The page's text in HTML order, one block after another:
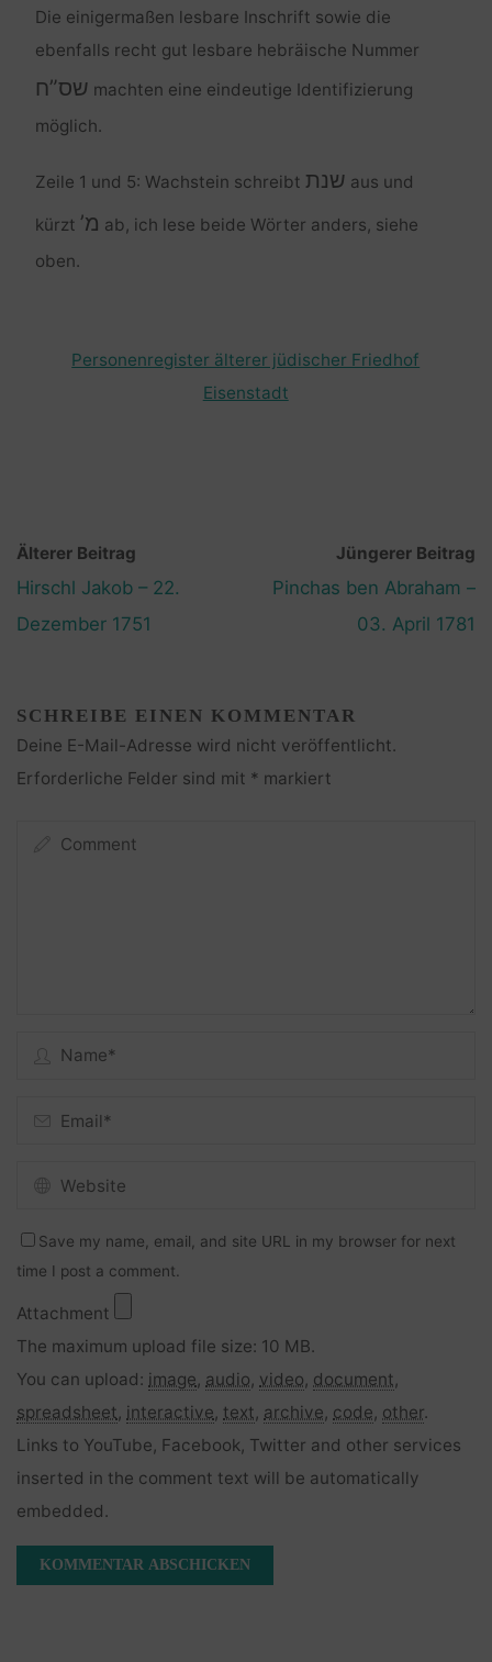
Die einigermaßen lesbare Inschrift sowie die
ebenfalls recht gut lesbare hebräische Nummer
שס”ח machten eine eindeutige Identifizierung
möglich.
Zeile 1 und 5: Wachstein schreibt שנת aus und
kürzt מ’ ab, ich lese beide Wörter anders, siehe
oben.
Personenregister älterer jüdischer Friedhof
Eisenstadt
Älterer Beitrag
Hirschl Jakob – 22.
Dezember 1751
Jüngerer Beitrag
Pinchas ben Abraham –
03. April 1781
SCHREIBE EINEN KOMMENTAR
Deine E-Mail-Adresse wird nicht veröffentlicht.
Erforderliche Felder sind mit * markiert
Save my name, email, and site URL in my browser for next
time I post a comment.
Attachment
The maximum upload file size: 10 MB.
You can upload: image, audio, video, document,
spreadsheet, interactive, text, archive, code, other.
Links to YouTube, Facebook, Twitter and other services
inserted in the comment text will be automatically
embedded.